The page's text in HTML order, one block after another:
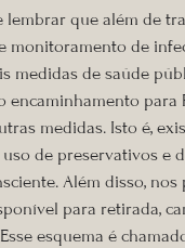
lembrar que além de
monitoramento de
medidas de saúde
encaminhamento para
medidas. Isto é,
de preservativos e
Além disso, nos
para retirada,
esquema é